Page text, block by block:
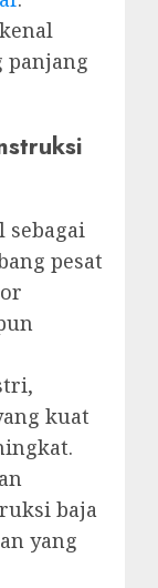
sebagai
pesat
kuat
baja
yang